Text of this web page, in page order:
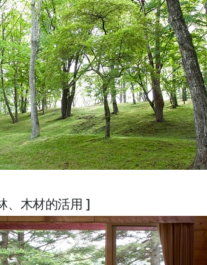
、木材的活用 ]